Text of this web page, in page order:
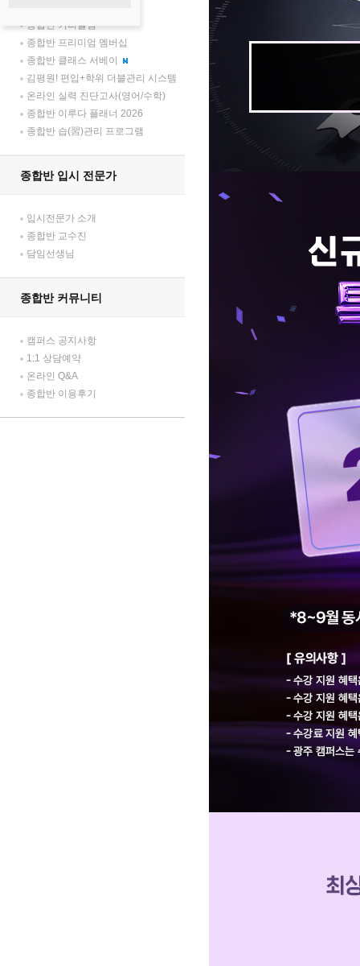
종합반 커리큘럼
종합반 프리미엄 멤버십
종합반 클래스 서베이
김평원! 편입+학위 더블관리 시스템
온라인 실력 진단고사(영어/수학)
종합반 이루다 플래너 2026
종합반 습(習)관리 프로그램
종합반 입시 전문가
입시전문가 소개
종합반 교수진
담임선생님
종합반 커뮤니티
캠퍼스 공지사항
1:1 상담예약
온라인 Q&A
종합반 이용후기